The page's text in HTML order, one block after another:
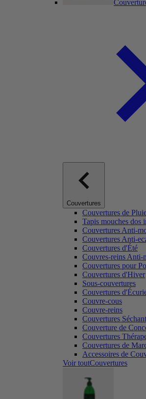
Couvertures
Couvertures de
Tapis mouches dos
Couvertures Anti-
Couvertures Anti-
Couvertures d'Été
Couvres-reins Anti-
Couvertures pour
Couvertures d'Hiver
Sous-couvertures
Couvertures
Couvre-cous
Couvre-reins
Couvertures
Couverture de
Couvertures
Couvertures de
Accessoires de
Voir toutCouvertures